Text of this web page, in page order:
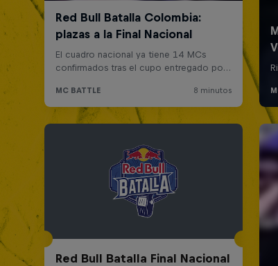
Red Bull Batalla Final Nacional